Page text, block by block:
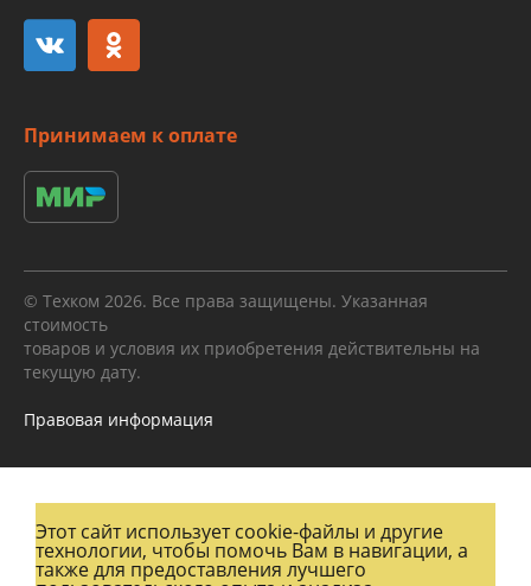
Принимаем к оплате
© Техком 2026. Все права защищены. Указанная
стоимость
товаров и условия их приобретения действительны на
текущую дату.
Правовая информация
Этот сайт использует cookie-файлы и другие
технологии, чтобы помочь Вам в навигации, а
также для предоставления лучшего